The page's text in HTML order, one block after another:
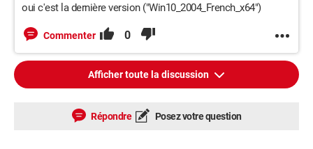
oui c'est la dernière version ("Win10_2004_French_x64")
Commenter 0
Afficher toute la discussion
Répondre Posez votre question